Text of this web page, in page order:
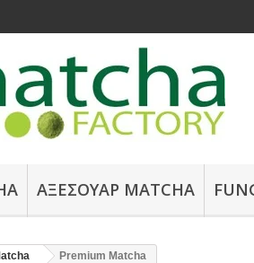
ΑΞΕΣΟΥΆΡ ΜATCHA
Premium Matcha